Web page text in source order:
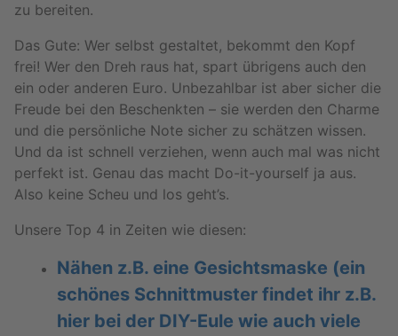
zu be­rei­ten.
Das Gute: Wer selbst ge­stal­tet, be­kommt den Kopf
frei! Wer den Dreh raus hat, spart üb­ri­gens auch den
ein oder an­de­ren Euro. Un­be­zahl­bar ist aber si­cher die
Freu­de bei den Be­schenk­ten – sie wer­den den Charme
und die per­sön­li­che Note si­cher zu schät­zen wis­sen.
Und da ist schnell ver­zie­hen, wenn auch mal was nicht
per­fekt ist. Genau das macht Do-it-yours­elf ja aus.
Also keine Scheu und los geht’s.
Un­se­re Top 4 in Zei­ten wie die­sen:
Nähen z.B. eine Ge­sichts­mas­ke (ein
schö­nes Schnitt­mus­ter fin­det ihr z.B.
hier bei der DIY-Eu­le wie auch viele